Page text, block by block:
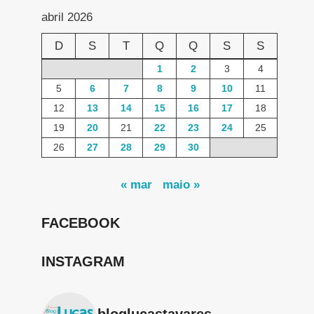
abril 2026
D S T Q Q S S
1 2 3
4
5
6 7 8 9 10
11
12
13 14 15 16 17
18
19
20 21 22 23 24
25
26
27 28 29 30
« mar maio »
FACEBOOK
INSTAGRAM